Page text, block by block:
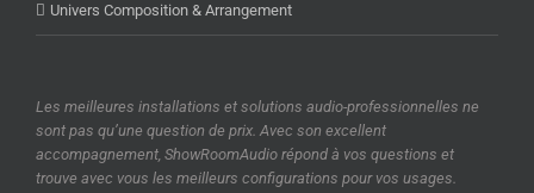
Univers Composition & Arrangement
Les meilleures installations et solutions audio-professionnelles ne
sont pas qu’une question de prix. Avec son excellent
accompagnement, ShowRoomAudio répond à vos questions et
trouve avec vous les meilleurs configurations pour vos usages.